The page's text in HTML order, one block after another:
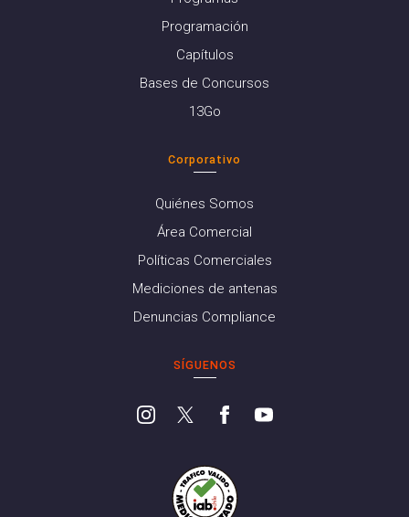
Programación
Capítulos
Bases de Concursos
13Go
Corporativo
Quiénes Somos
Área Comercial
Políticas Comerciales
Mediciones de antenas
Denuncias Compliance
SÍGUENOS